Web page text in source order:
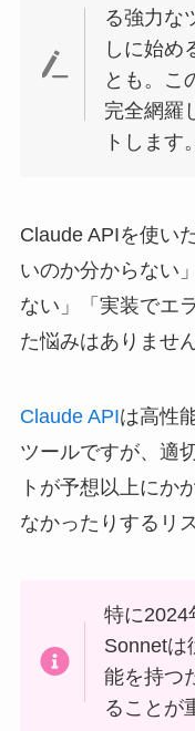
る強力な
しに始め
とも。こ
完全網羅
トします。
Claude APIを使い
いのか分からない
ない」「実装でエ
た悩みはありませ
Claude APIは高性
ツールですが、適
トが予想以上にか
なかったりするリ
特に2024
Sonnetは
能を持つ
ることが